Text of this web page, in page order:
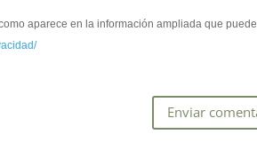
aparece en la información ampliada que puede